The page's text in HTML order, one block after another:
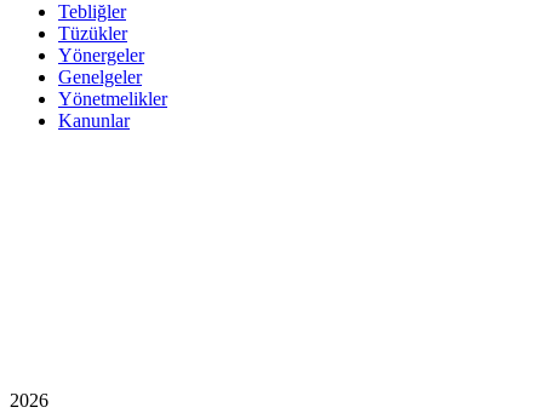
Tebliğler
Tüzükler
Yönergeler
Genelgeler
Yönetmelikler
Kanunlar
2026